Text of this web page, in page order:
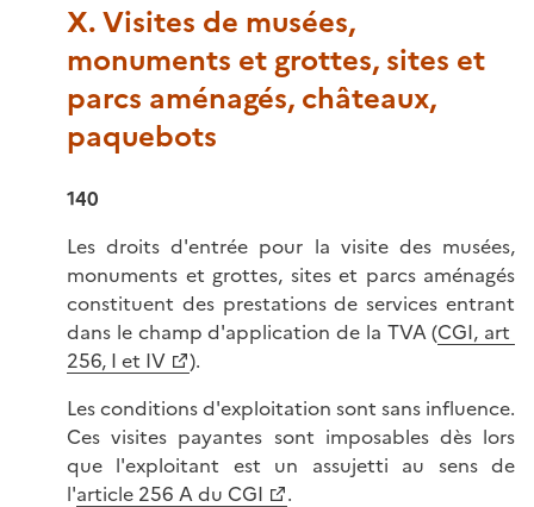
X. Visites de musées,
monuments et grottes, sites et
parcs aménagés, châteaux,
paquebots
140
Les droits d'entrée pour la visite des musées,
monuments et grottes, sites et parcs aménagés
constituent des prestations de services entrant
dans le champ d'application de la TVA (CGI, art
256, I et IV
).
Les conditions d'exploitation sont sans influence.
Ces visites payantes sont imposables dès lors
que l'exploitant est un assujetti au sens de
l'article 256 A du CGI
.